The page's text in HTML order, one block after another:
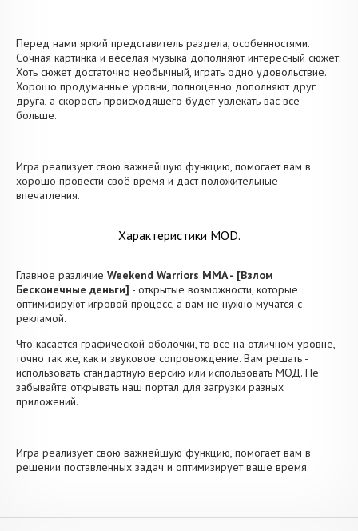
Перед нами яркий представитель раздела, особенностями.
Сочная картинка и веселая музыка дополняют интересный сюжет.
Хоть сюжет достаточно необычный, играть одно удовольствие.
Хорошо продуманные уровни, полноценно дополняют друг
друга, а скорость происходящего будет увлекать вас все
больше.
Игра реализует свою важнейшую функцию, помогает вам в
хорошо провести своё время и даст положительные
впечатления.
Характеристики MOD.
Главное различие Weekend Warriors MMA - [Взлом
Бесконечные деньги] - открытые возможности, которые
оптимизируют игровой процесс, а вам не нужно мучатся с
рекламой.
Что касается графической оболочки, то все на отличном уровне,
точно так же, как и звуковое сопровождение. Вам решать -
использовать стандартную версию или использовать МОД. Не
забывайте открывать наш портал для загрузки разных
приложений.
Игра реализует свою важнейшую функцию, помогает вам в
решении поставленных задач и оптимизирует ваше время.